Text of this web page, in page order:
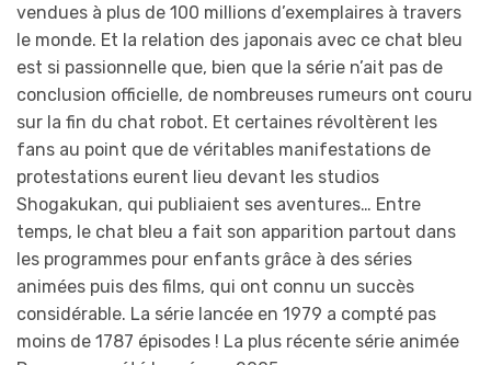
vendues à plus de 100 millions d’exemplaires à travers
le monde. Et la relation des japonais avec ce chat bleu
est si passionnelle que, bien que la série n’ait pas de
conclusion officielle, de nombreuses rumeurs ont couru
sur la fin du chat robot. Et certaines révoltèrent les
fans au point que de véritables manifestations de
protestations eurent lieu devant les studios
Shogakukan, qui publiaient ses aventures… Entre
temps, le chat bleu a fait son apparition partout dans
les programmes pour enfants grâce à des séries
animées puis des films, qui ont connu un succès
considérable. La série lancée en 1979 a compté pas
moins de 1787 épisodes ! La plus récente série animée